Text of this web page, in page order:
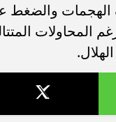
الهجمات والضغط
المحاولات